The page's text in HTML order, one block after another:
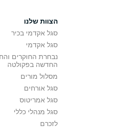
הצוות שלנו
סגל אקדמי בכיר
סגל אקדמי
נבחרת החוקרים
החדשה בפקולטה
מסלול מורים
סגל אורחים
סגל אמריטוס
סגל מנהלי כללי
לזכרם